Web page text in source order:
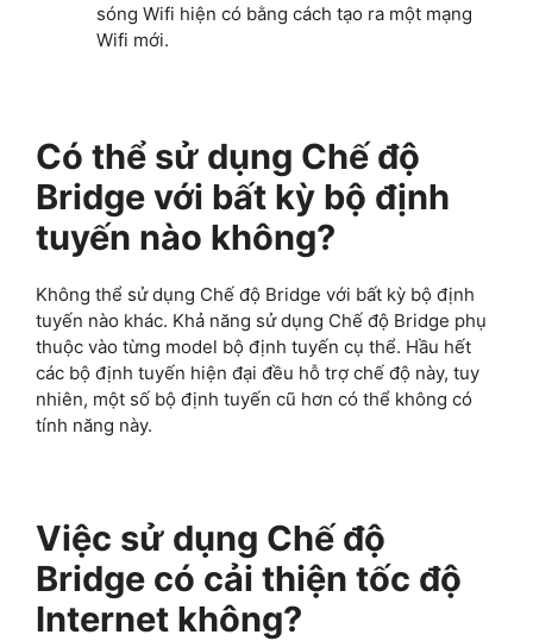
sóng Wifi hiện có bằng cách tạo ra một mạng
Wifi mới.
Có thể sử dụng Chế độ
Bridge với bất kỳ bộ định
tuyến nào không?
Không thể sử dụng Chế độ Bridge với bất kỳ bộ định
tuyến nào khác. Khả năng sử dụng Chế độ Bridge phụ
thuộc vào từng model bộ định tuyến cụ thể. Hầu hết
các bộ định tuyến hiện đại đều hỗ trợ chế độ này, tuy
nhiên, một số bộ định tuyến cũ hơn có thể không có
tính năng này.
Việc sử dụng Chế độ
Bridge có cải thiện tốc độ
Internet không?